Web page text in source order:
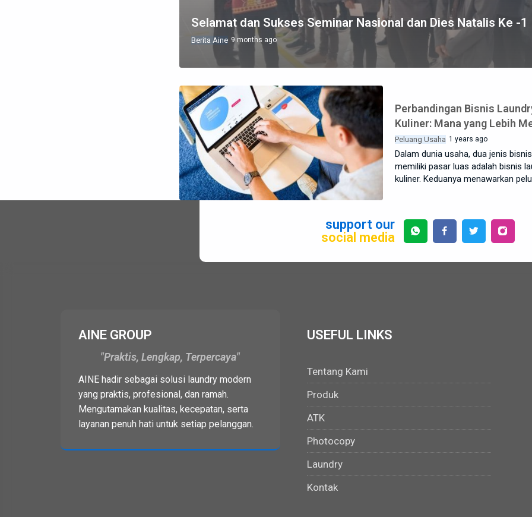
Selamat dan Sukses Seminar Nasional dan Dies Natalis Ke -1
Berita Aine 9 months ago
Perbandingan Bisnis
Kuliner: Mana yang Lebih
Peluang Usaha 1 years ago
Dalam dunia usaha, dua jenis
memiliki pasar luas adalah bisnis
kuliner. Keduanya menawarkan
support our
social media
AINE GROUP
Praktis, Lengkap, Terpercaya
AINE hadir sebagai solusi laundry modern
yang praktis, profesional, dan ramah.
Mengutamakan kualitas, kecepatan, serta
layanan penuh hati untuk setiap pelanggan.
USEFUL LINKS
Tentang Kami
Produk
ATK
Photocopy
Laundry
Kontak